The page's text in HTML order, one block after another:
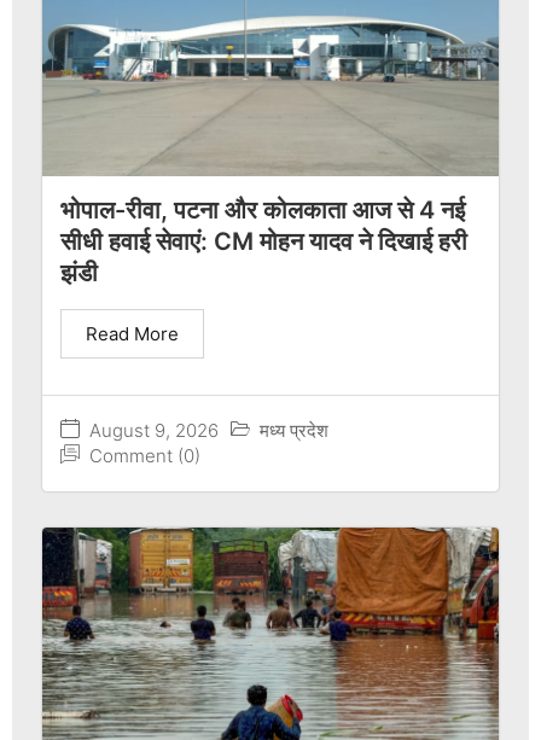
भोपाल-रीवा, पटना और कोलकाता आज से 4 नई
सीधी हवाई सेवाएं: CM मोहन यादव ने दिखाई हरी
झंडी
August 9, 2026
मध्य प्रदेश
Comment (0)
Read More